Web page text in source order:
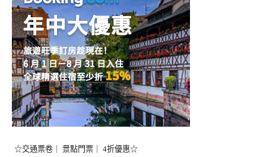
☆交通票卷｜ 景點門票｜ 4折優惠☆